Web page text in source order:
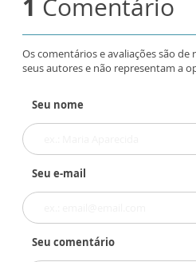
1 Comentário
Os comentários e avaliações são
seus autores e não representam a
Seu nome
Seu e-mail
Seu comentário